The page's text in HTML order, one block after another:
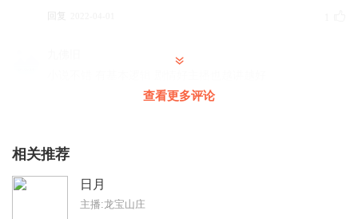
回复
加油，加油，爆更一下
2022-09-27
查看更多评论
相关推荐
日月
主播:龙宝山庄